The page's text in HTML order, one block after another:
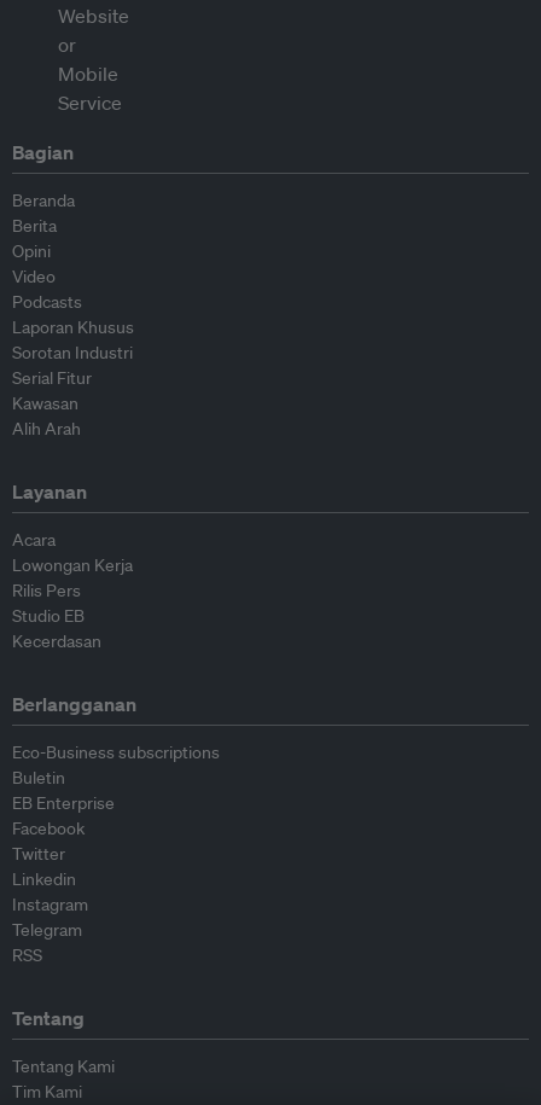
Bagian
Beranda
Berita
Opini
Video
Podcasts
Laporan Khusus
Sorotan Industri
Serial Fitur
Kawasan
Alih Arah
Layanan
Acara
Lowongan Kerja
Rilis Pers
Studio EB
Kecerdasan
Berlangganan
Eco-Business subscriptions
Buletin
EB Enterprise
Facebook
Twitter
Linkedin
Instagram
Telegram
RSS
Tentang
Tentang Kami
Tim Kami